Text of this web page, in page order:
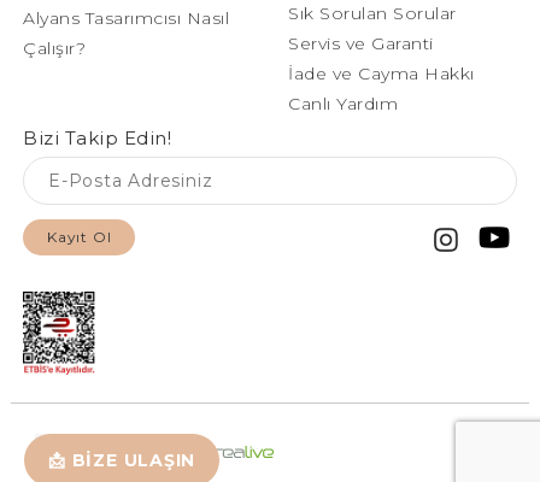
📩 BİZE ULAŞIN
Alyans Tasarımcısı Nasıl
Çalışır?
Sık Sorulan Sorular
Servis ve Garanti
İade ve Cayma Hakkı
Canlı Yardım
Bizi Takip Edin!
Kayıt Ol